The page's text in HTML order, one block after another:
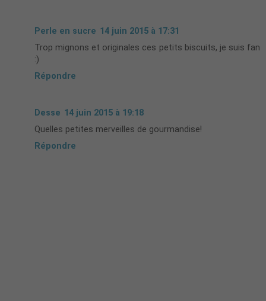
Perle en sucre 14 juin 2015 à 17:31
Trop mignons et originales ces petits biscuits, je suis fan
:)
Répondre
Desse 14 juin 2015 à 19:18
Quelles petites merveilles de gourmandise!
Répondre